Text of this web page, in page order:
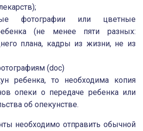
фотографии или цветные
(не менее пяти разных:
плана, кадры из жизни, не из
(doc)
ребенка, то необходима копия
опеки о передаче ребенка или
об опекунстве.
необходимо отправить обычной